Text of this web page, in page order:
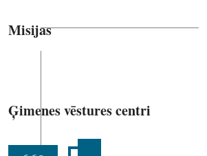
Misijas
Ģimenes vēstures centri